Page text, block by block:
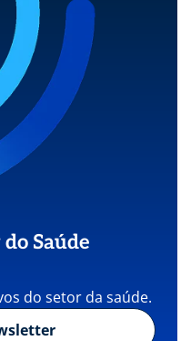
Saúde
do setor da saúde.